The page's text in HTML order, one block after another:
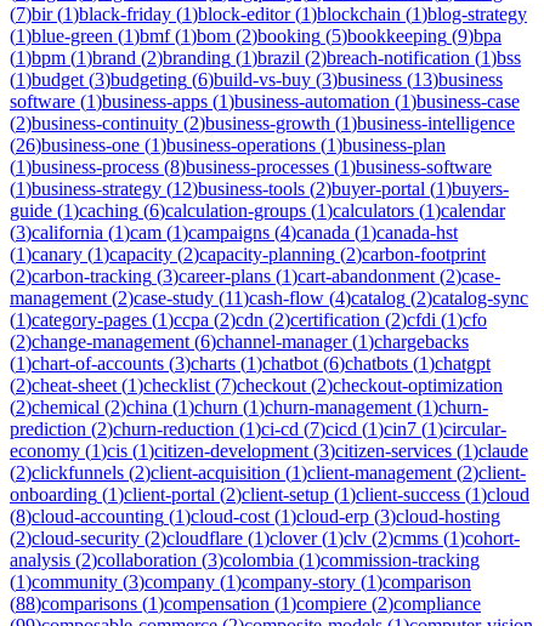
(7)bir(1)black-friday (1)block-editor(1)blockchain (1)blog-strategy
(1)blue-green (1)bmf(1)bom (2)booking (5)bookkeeping (9)bpa
(1)bpm (1)brand (2)branding (1)brazil (2)breach-notification (1)bss
(1)budget (3)budgeting (6)build-vs-buy (3)business (13)business
software (1)business-apps (1)business-automation (1)business-case
(2)business-continuity (2)business-growth (1)business-intelligence
(26)business-one (1)business-operations (1)business-plan
(1)business-process (8)business-processes (1)business-software
(1)business-strategy (12)business-tools (2)buyer-portal (1)buyers-
guide (1)caching (6)calculation-groups (1)calculators (1)calendar
(3)california (1)cam (1)campaigns (4)canada (1)canada-hst
(1)canary (1)capacity (2)capacity-planning (2)carbon-footprint
(2)carbon-tracking (3)career-plans (1)cart-abandonment (2)case-
management (2)case-study (11)cash-flow (4)catalog (2)catalog-sync
(1)category-pages (1)ccpa (2)cdn (2)certification (2)cfdi (1)cfo
(2)change-management (6)channel-manager(1)chargebacks
(1)chart-of-accounts (3)charts (1)chatbot (6)chatbots (1)chatgpt
(2)cheat-sheet (1)checklist (7)checkout (2)checkout-optimization
(2)chemical (2)china (1)churn (1)churn-management (1)churn-
prediction (2)churn-reduction (1)ci-cd (7)cicd (1)cin7 (1)circular-
economy (1)cis (1)citizen-development (3)citizen-services (1)claude
(2)clickfunnels (2)client-acquisition (1)client-management (2)client-
onboarding (1)client-portal (2)client-setup (1)client-success (1)cloud
(8)cloud-accounting (1)cloud-cost (1)cloud-erp (3)cloud-hosting
(2)cloud-security (2)cloudflare (1)clover(1)clv (2)cmms (1)cohort-
analysis (2)collaboration (3)colombia (1)commission-tracking
(1)community (3)company (1)company-story (1)comparison
(88)comparisons (1)compensation (1)compiere (2)compliance